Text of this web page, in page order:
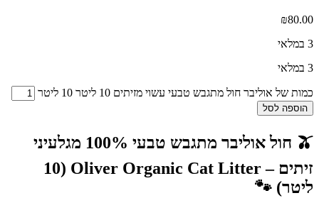
₪80.00
3 במלאי
3 במלאי
כמות של אוליבר חול מתגבש טבעי עשוי מזיתים 10 ליטר 10 ליטר
הוספה לסל
🫒 חול אוליבר מתגבש טבעי 100% מגלעיני
זיתים – Oliver Organic Cat Litter (10
ליטר) 🐾